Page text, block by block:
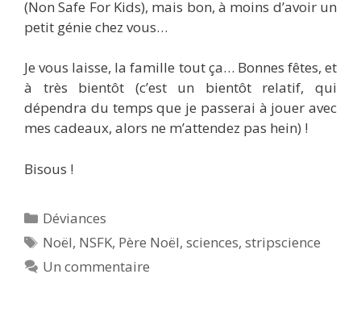
(Non Safe For Kids), mais bon, à moins d’avoir un
petit génie chez vous…
Je vous laisse, la famille tout ça… Bonnes fêtes, et
à très bientôt (c’est un bientôt relatif, qui
dépendra du temps que je passerai à jouer avec
mes cadeaux, alors ne m’attendez pas hein) !
Bisous !
Catégories
Déviances
Étiquettes
Noël, NSFK, Père Noël,sciences,stripscience
Un commentaire